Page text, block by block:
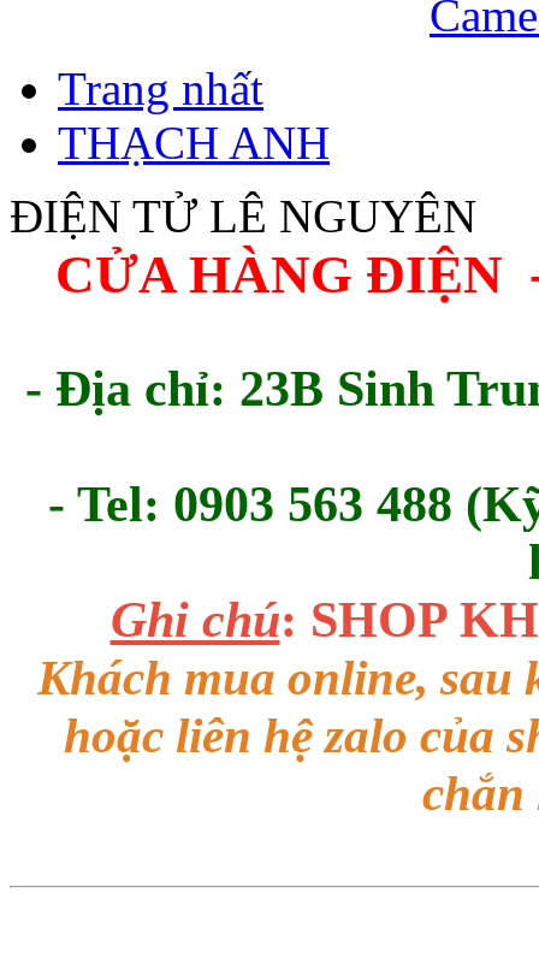
Trang nhất
THẠCH ANH
ĐIỆN TỬ LÊ NGUYÊN
CỬA HÀNG ĐIỆN
- Địa chỉ: 23B Sinh
- Tel: 0903 563 488
Ghi chú: SHOP
Khách mua online,
hoặc liên hệ zalo của
chắn